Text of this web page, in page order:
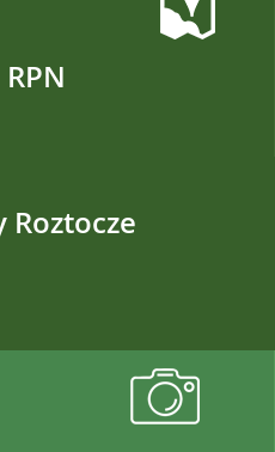
Roztocze